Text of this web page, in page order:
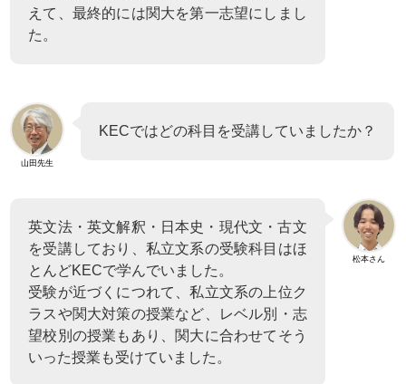
えて、最終的には関大を第一志望にしまし
た。
山田先生
KECではどの科目を受講していましたか？
松本さん
英文法・英文解釈・日本史・現代文・古文
を受講しており、私立文系の受験科目はほ
とんどKECで学んでいました。
受験が近づくにつれて、私立文系の上位ク
ラスや関大対策の授業など、レベル別・志
望校別の授業もあり、関大に合わせてそう
いった授業も受けていました。